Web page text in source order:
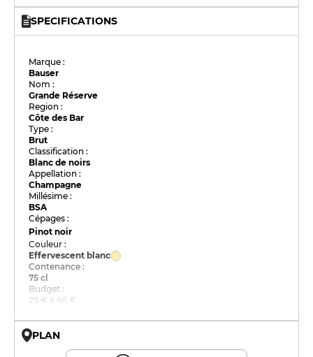
SPECIFICATIONS
Marque :
Bauser
Nom :
Grande Réserve
Region :
Côte des Bar
Type :
Brut
Classification :
Blanc de noirs
Appellation :
Champagne
Millésime :
BSA
Cépages :
Pinot noir
Couleur :
Effervescent blanc
Contenance :
75 cl
Budget :
25 € à 45 €
PLAN